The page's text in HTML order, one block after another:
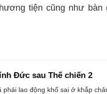
tiện cũng như bàn
Đức sau Thế chiến 2
lao động khổ sai ở khắp